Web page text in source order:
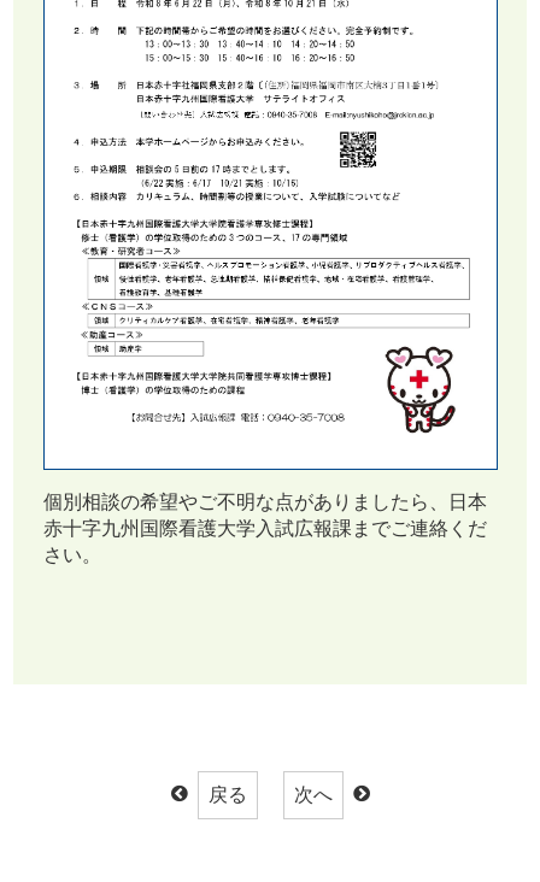
個別相談の希望やご不明な点がありましたら、日本
赤十字九州国際看護大学入試広報課までご連絡くだ
さい。